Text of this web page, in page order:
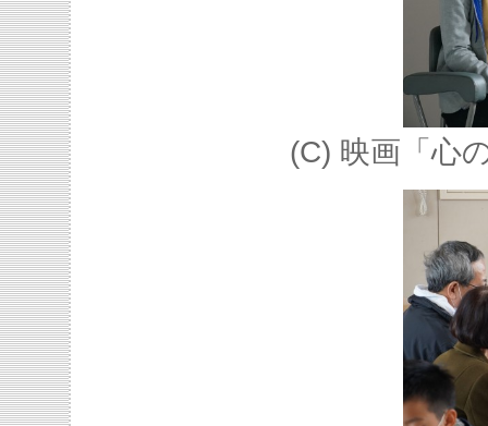
(C) 映画「心